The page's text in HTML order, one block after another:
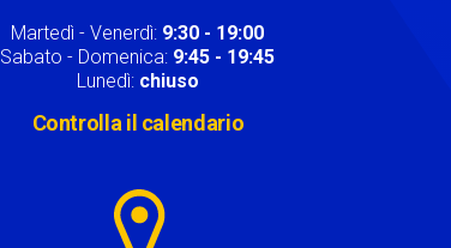
Martedì - Venerdì: 9:30 - 19:00
Sabato - Domenica: 9:45 - 19:45
Lunedì: chiuso
Controlla il calendario